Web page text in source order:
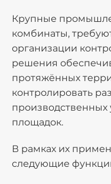
Крупные
комбинаты,
организации
решения
протяжённых
контролировать
производственных
площадок.
В рамках их
следующие